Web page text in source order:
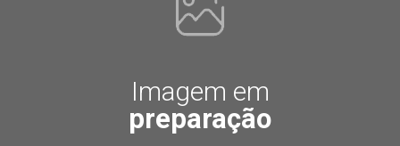
Imagem em
preparação